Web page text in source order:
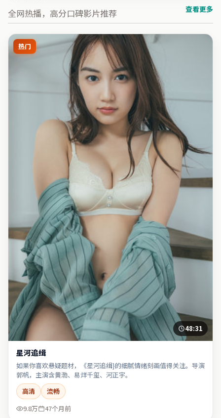
全网热播，高分口碑影片推荐 查看更多
热门
48:31
星河追缉
如果你喜欢悬疑题材，《星河追缉}的细腻情绪刻画值得关注。导演
郭帆，主演含黄渤、易烊千玺、河正宇。
高清
流畅
9.8万
47个月前